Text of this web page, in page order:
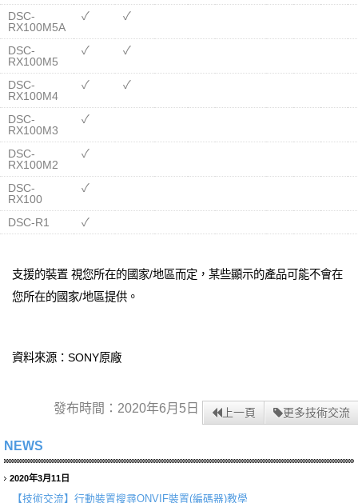
DSC-
RX100M5A
✓ ✓
DSC-
RX100M5
✓ ✓
DSC-
RX100M4
✓ ✓
DSC-
RX100M3
✓
DSC-
RX100M2
✓
DSC-
RX100
✓
DSC-R1 ✓
支援的裝置 視您所在的國家/地區而定，某些顯示的產品可能不會在
您所在的國家/地區提供。
資料來源：SONY原廠
發布時間：2020年6月5日 上一頁 更多技術交流
NEWS
2020年3月11日
【技術交流】 行動裝置搜尋ONVIF裝置(編碼器)教學